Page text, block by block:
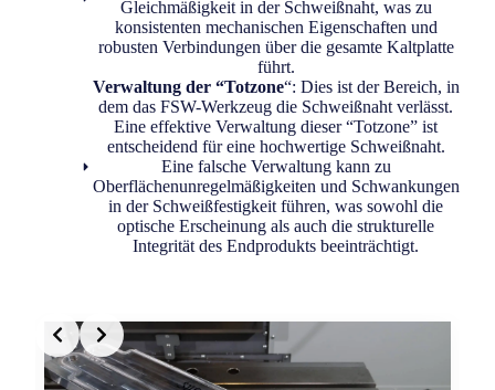
Gleichmäßigkeit in der Schweißnaht, was zu
konsistenten mechanischen Eigenschaften und
robusten Verbindungen über die gesamte Kaltplatte
führt.
Verwaltung der “Totzone“: Dies ist der Bereich, in
dem das FSW-Werkzeug die Schweißnaht verlässt.
Eine effektive Verwaltung dieser “Totzone” ist
entscheidend für eine hochwertige Schweißnaht.
Eine falsche Verwaltung kann zu
Oberflächenunregelmäßigkeiten und Schwankungen
in der Schweißfestigkeit führen, was sowohl die
optische Erscheinung als auch die strukturelle
Integrität des Endprodukts beeinträchtigt.
Slide 2 of 2